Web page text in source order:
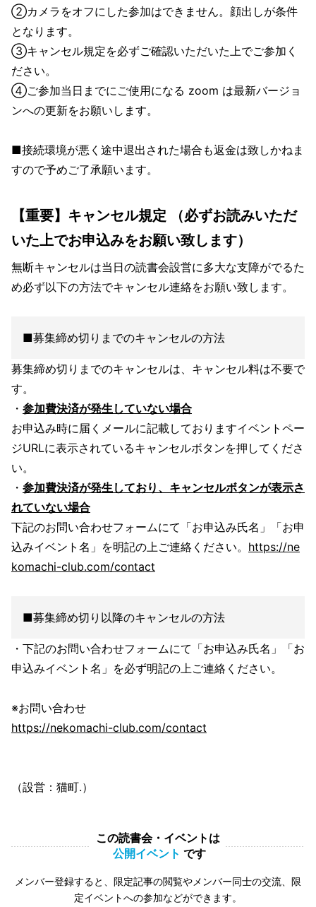
②カメラをオフにした参加はできません。顔出しが条件
となります。
③キャンセル規定を必ずご確認いただいた上でご参加く
ださい。
④ご参加当日までにご使用になる zoom は最新バージョ
ンへの更新をお願いします。
■接続環境が悪く途中退出された場合も返金は致しかねま
すので予めご了承願います。
【重要】キャンセル規定 （必ずお読みいただ
いた上でお申込みをお願い致します）
無断キャンセルは当日の読書会設営に多大な支障がでるた
め必ず以下の方法でキャンセル連絡をお願い致します。
■募集締め切りまでのキャンセルの方法
募集締め切りまでのキャンセルは、キャンセル料は不要で
す。
・ 参加費決済が発生していない場合
お申込み時に届くメールに記載しておりますイベントペー
ジURLに表示されているキャンセルボタンを押してくださ
い。
・ 参加費決済が発生しており、キャンセルボタンが表示さ
れていない場合
下記のお問い合わせフォームにて「お申込み氏名」「お申
込みイベント名」を明記の上ご連絡ください。 https://ne
komachi-club.com/contact
■募集締め切り以降のキャンセルの方法
・下記のお問い合わせフォームにて「お申込み氏名」「お
申込みイベント名」を必ず明記の上ご連絡ください。
※お問い合わせ
https://nekomachi-club.com/contact
（設営：猫町.）
この読書会・イベントは
公開イベント です
メンバー登録すると、限定記事の閲覧やメンバー同士の交流、限
定イベントへの参加などができます。